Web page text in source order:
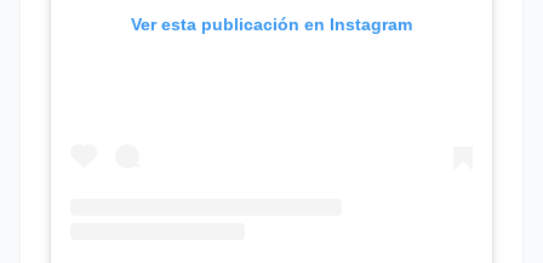
Ver esta publicación en Instagram